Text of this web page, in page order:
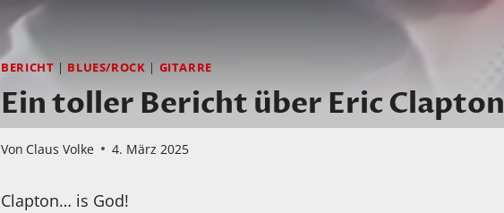
BERICHT | BLUES/ROCK | GITARRE
Ein toller Bericht über Eric Clapton
Von Claus Volke 4. März 2025
Clapton… is God!